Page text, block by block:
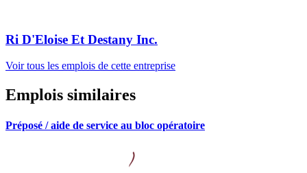
Ri D'Eloise Et Destany Inc.
Voir tous les emplois de cette entreprise
Emplois similaires
Préposé / aide de service au bloc opératoire